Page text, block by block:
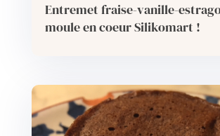
Entremet fraise-vanille-
moule en coeur Silikomart !